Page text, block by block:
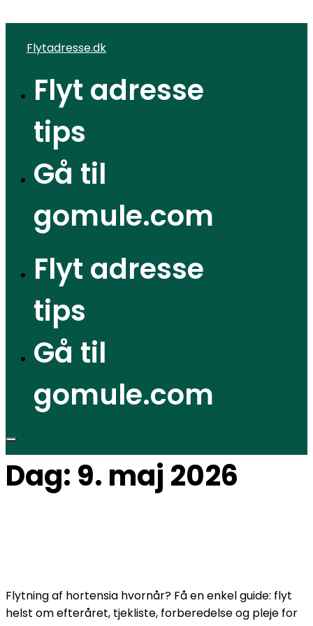
Flytadresse.dk
Flyt adresse
tips
Gå til
gomule.com
Flyt adresse
tips
Gå til
gomule.com
Dag: 9. maj 2026
Flytning af hortensia hvornår? Få en enkel guide: flyt
helst om efteråret, tjekliste, forberedelse og pleje for